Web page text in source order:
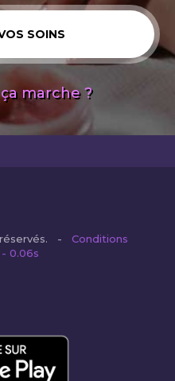
SOINS
marche ?
réservés. -Conditions
0.06s